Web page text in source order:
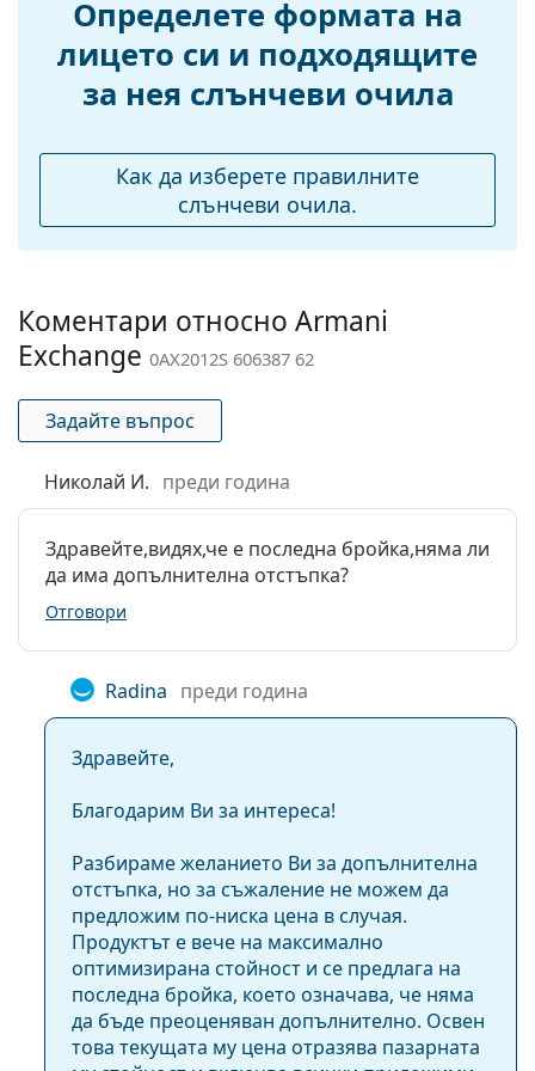
рамото:
моста:
14 mm
подложки за нос:
Да
Не
Кутия:
Не
почистване:
Други
Пол:
Мъжки
Марка:
Armani Exchange
Предназначение:
диоптри:
Не
Определете формата на
лицето си и подходящите
за нея слънчеви очила
Как да изберете правилните
слънчеви очила.
Коментари относно Armani
Exchange 0AX2012S 606387 62
Задайте въпрос
Николай И. преди година
Здравейте,видях,че е последна бройка,няма ли
да има допълнителна отстъпка?
Отговори
Radina преди година
Здравейте,
Благодарим Ви за интереса!
Разбираме желанието Ви за допълнителна
отстъпка, но за съжаление не можем да
предложим по-ниска цена в случая.
Продуктът е вече на максимално
оптимизирана стойност и се предлага на
последна бройка, което означава, че няма
да бъде преоценяван допълнително. Освен
това текущата му цена отразява пазарната